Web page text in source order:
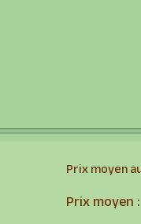
Prix moyen
Prix moyen :